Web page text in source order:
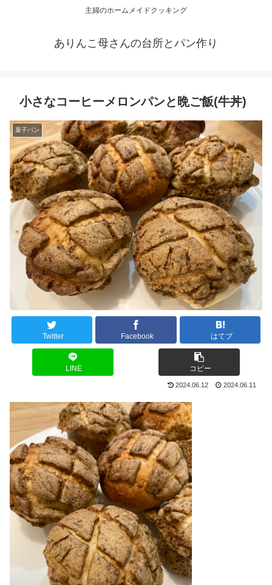
主婦のホームメイドクッキング
ありんこ母さんの台所とパン作り
小さなコーヒーメロンパンと晩ご飯(牛丼)
菓子パン
Twitter Facebook はてブ
LINE コピー
2024.06.12 2024.06.11